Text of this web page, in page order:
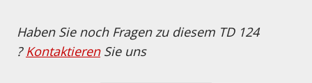
Haben Sie noch Fragen zu diesem TD 124
?KontaktierenSie uns